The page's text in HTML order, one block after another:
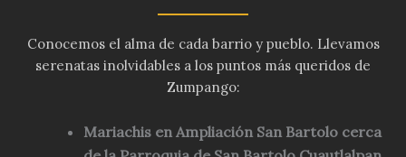
Conocemos el alma de cada barrio y pueblo. Llevamos
serenatas inolvidables a los puntos más queridos de
Zumpango:
Mariachis en Ampliación San Bartolo cerca